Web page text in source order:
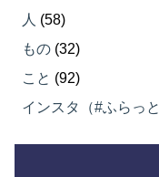
人 (58)
もの (32)
こと (92)
インスタ（#ふらっと